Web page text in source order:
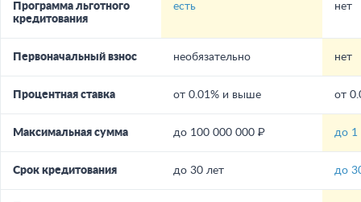
Программа льготного
кредитования
есть нет
Первоначальный взнос необязательно нет
Процентная ставка от 0.01% и выше от
Максимальная сумма до 100 000 000 ₽ до 1
Срок кредитования до 30 лет до